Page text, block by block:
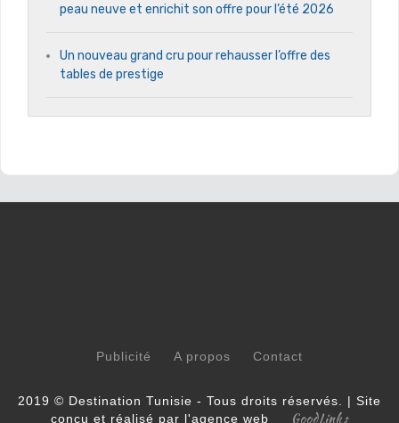
peau neuve et enrichit son offre pour l’été 2026
Un nouveau grand cru pour rehausser l’offre des
tables de prestige
Publicité A propos Contact
2019 © Destination Tunisie - Tous droits réservés. | Site
conçu et réalisé par l'agence web
GoodLinks